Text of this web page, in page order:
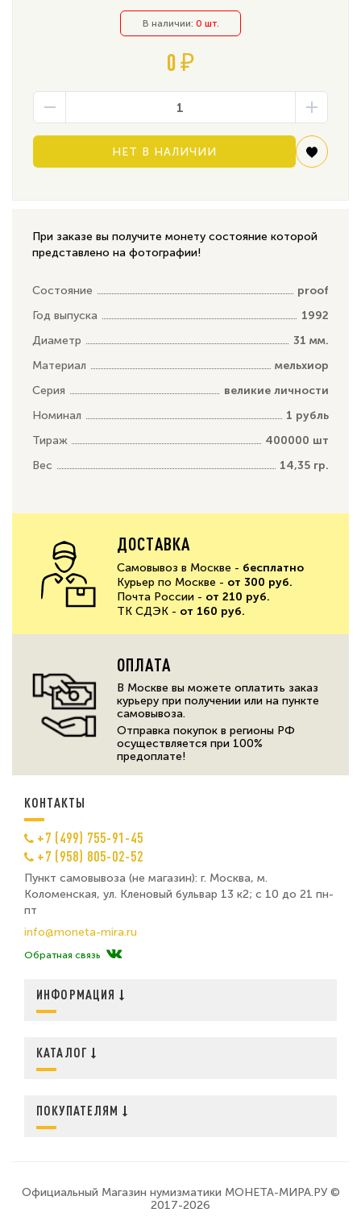
В наличии: 0 шт.
0 ₽
НЕТ В НАЛИЧИИ
При заказе вы получите монету состояние которой
представлено на фотографии!
Состояние
proof
Год выпуска
1992
Диаметр
31 мм.
Материал
мельхиор
Серия
великие личности
Номинал
1 рубль
Тираж
400000 шт
Вес
14,35 гр.
ДОСТАВКА
Самовывоз в Москве - бесплатно
Курьер по Москве - от 300 руб.
Почта России - от 210 руб.
ТК СДЭК - от 160 руб.
ОПЛАТА
В Москве вы можете оплатить заказ
курьеру при получении или на пункте
самовывоза.
Отправка покупок в регионы РФ
осуществляется при 100%
предоплате!
КОНТАКТЫ
+7 (499) 755-91-45
+7 (958) 805-02-52
Пункт самовывоза (не магазин): г. Москва, м.
Коломенская, ул. Кленовый бульвар 13 к2; с 10 до 21 пн-
пт
info@moneta-mira.ru
Обратная связь
ИНФОРМАЦИЯ
КАТАЛОГ
ПОКУПАТЕЛЯМ
Официальный Магазин нумизматики МОНЕТА-МИРА.РУ ©
2017-2026